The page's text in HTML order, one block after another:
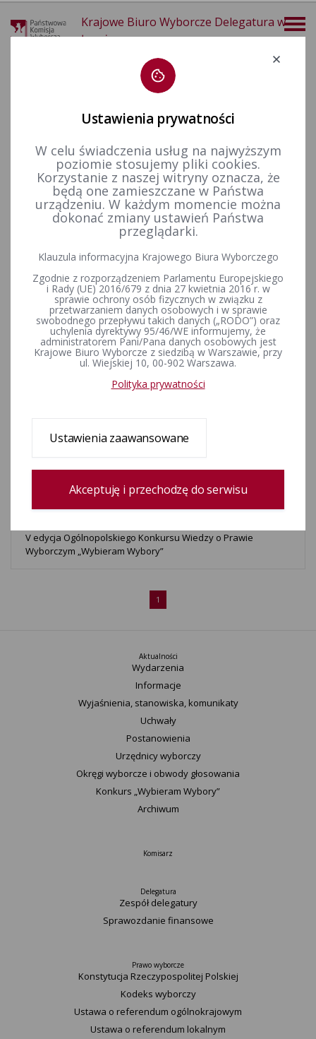
Krajowe Biuro Wyborcze Delegatura w
Łomży
Konkurs „Wybieram Wybory” V edycja
Za nami finał V edycji Ogólnopolskiego Konkursu Wiedzy o
16 stycznia - finał V edycji Ogólnopolskiego Konkursu Wiedzy
o Prawie Wyborczym „Wybieram Wybory"
Wyniki drugiego etapu V edycji konkursu „Wybieram Wybory”
Wyborczym „Wybieram Wybory”
Wiedzy o Prawie Wyborczym „Wybieram Wybory”
V edycja Ogólnopolskiego Konkursu Wiedzy o Prawie
Wyborczym „Wybieram Wybory”
1
Aktualności
Wydarzenia
Informacje
Wyjaśnienia, stanowiska, komunikaty
Uchwały
Postanowienia
Urzędnicy wyborczy
Okręgi wyborcze i obwody głosowania
Konkurs „Wybieram Wybory”
Archiwum
Komisarz
Delegatura
Zespół delegatury
Sprawozdanie finansowe
Prawo wyborcze
Konstytucja Rzeczypospolitej Polskiej​
Kodeks wyborczy
Ustawa o referendum ogólnokrajowym
Ustawa o referendum lokalnym
Ustawienia prywatności
W celu świadczenia usług na najwyższym
poziomie stosujemy pliki cookies.
Korzystanie z naszej witryny oznacza, że
będą one zamieszczane w Państwa
urządzeniu. W każdym momencie można
dokonać zmiany ustawień Państwa
przeglądarki.
Klauzula informacyjna Krajowego Biura Wyborczego
Zgodnie z rozporządzeniem Parlamentu Europejskiego
i Rady (UE) 2016/679 z dnia 27 kwietnia 2016 r. w
sprawie ochrony osób fizycznych w związku z
przetwarzaniem danych osobowych i w sprawie
swobodnego przepływu takich danych („RODO”) oraz
uchylenia dyrektywy 95/46/WE informujemy, że
administratorem Pani/Pana danych osobowych jest
Krajowe Biuro Wyborcze z siedzibą w Warszawie, przy
ul. Wiejskiej 10, 00-902 Warszawa.
Polityka prywatności
Ustawienia zaawansowane
Akceptuję i przechodzę do serwisu